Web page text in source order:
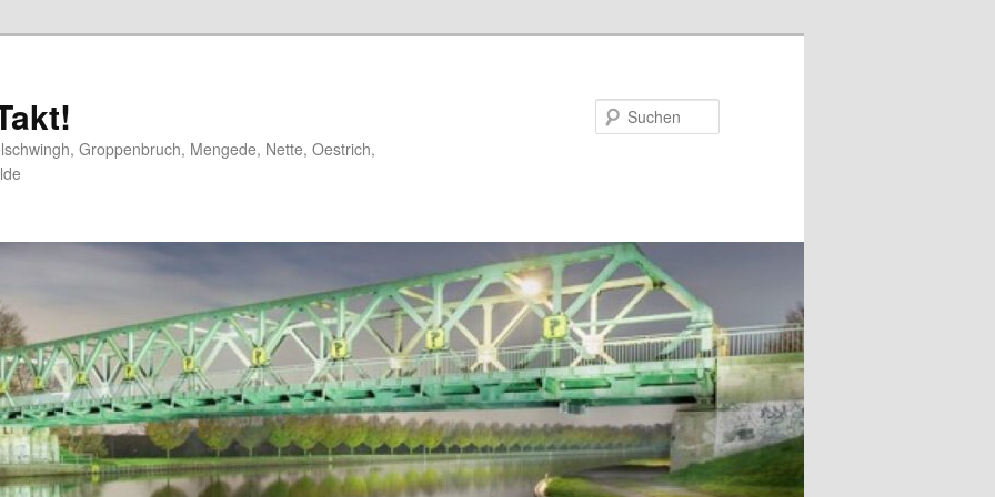
Groppenbruch, Mengede, Nette, Oestrich,